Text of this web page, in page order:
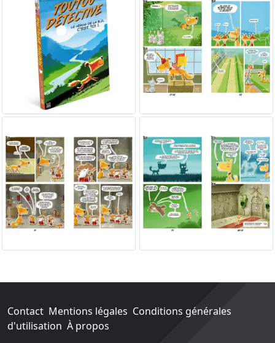
Contact Mentions légales Conditions générales
d'utilisation À propos